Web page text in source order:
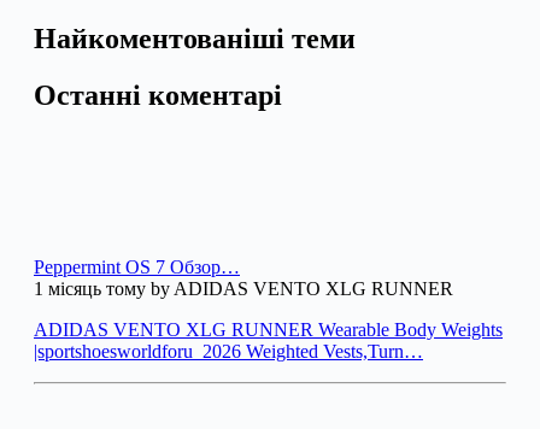
Найкоментованіші теми
Останні коментарі
Peppermint OS 7 Обзор…
1 місяць тому by ADIDAS VENTO XLG RUNNER
ADIDAS VENTO XLG RUNNER Wearable Body Weights
|sportshoesworldforu_2026 Weighted Vests,Turn…